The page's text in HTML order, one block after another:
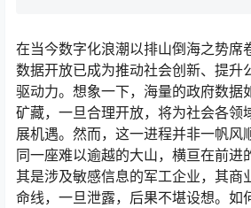
在当今数字化浪潮以排山倒海之势席
数据开放已成为推动社会创新、提升
驱动力。想象一下，海量的政府数据
矿藏，一旦合理开放，将为社会各领
展机遇。然而，这一进程并非一帆风
同一座难以逾越的大山，横亘在前进
其是涉及敏感信息的军工企业，其商
命线，一旦泄露，后果不堪设想。如